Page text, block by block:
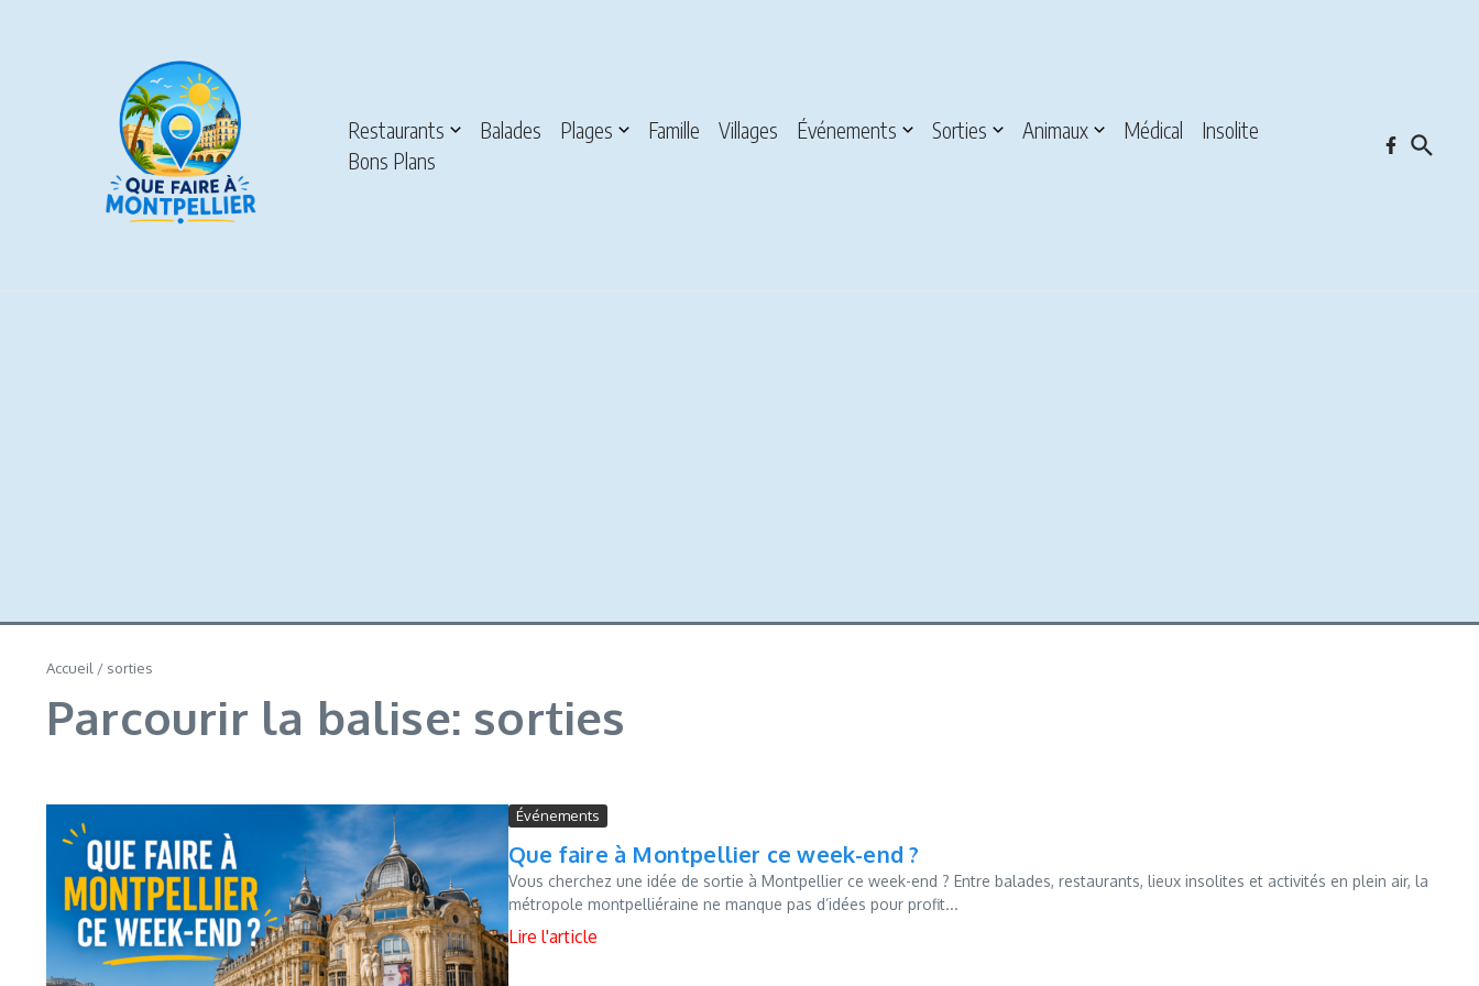
Restaurants Balades Plages Famille Villages Événements Sorties Animaux Médical
Insolite
Bons Plans
Accueil / sorties
Parcourir la balise: sorties
Événements
Que faire à Montpellier ce week-end ?
Vous cherchez une idée de sortie à Montpellier ce week-end ? Entre balades, restaurants, lieux insolites et activités en plein air, la
métropole montpelliéraine ne manque pas d’idées pour profit...